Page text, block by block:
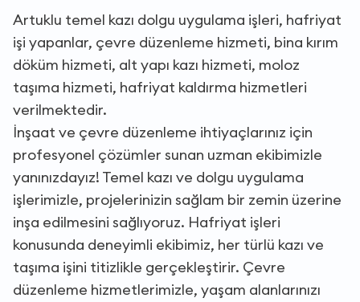
Artuklu temel kazı dolgu uygulama işleri, hafriyat
işi yapanlar, çevre düzenleme hizmeti, bina kırım
döküm hizmeti, alt yapı kazı hizmeti, moloz
taşıma hizmeti, hafriyat kaldırma hizmetleri
verilmektedir.
İnşaat ve çevre düzenleme ihtiyaçlarınız için
profesyonel çözümler sunan uzman ekibimizle
yanınızdayız! Temel kazı ve dolgu uygulama
işlerimizle, projelerinizin sağlam bir zemin üzerine
inşa edilmesini sağlıyoruz. Hafriyat işleri
konusunda deneyimli ekibimiz, her türlü kazı ve
taşıma işini titizlikle gerçekleştirir. Çevre
düzenleme hizmetlerimizle, yaşam alanlarınızı